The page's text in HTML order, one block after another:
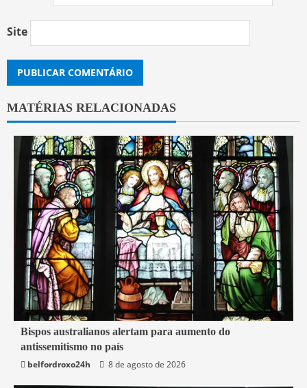
Site
MATÉRIAS RELACIONADAS
6 min read
Mundo
Bispos australianos alertam para aumento do
antissemitismo no país
belfordroxo24h
8 de agosto de 2026